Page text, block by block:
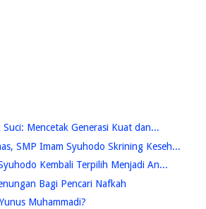
Mencetak Generasi Kuat dan...
SMP Imam Syuhodo Skrining Keseh...
Kembali Terpilih Menjadi An...
Bagi Pencari Nafkah
Muhammadi?